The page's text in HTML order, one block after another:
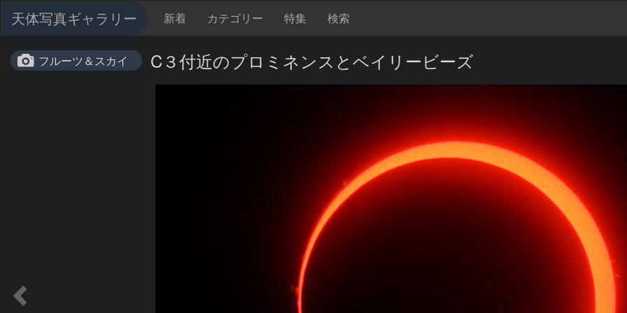
天体写真ギャラリー 新着 カテゴリー 特集 検索
フルーツ＆スカイ C３付近のプロミネンスとベイリービーズ